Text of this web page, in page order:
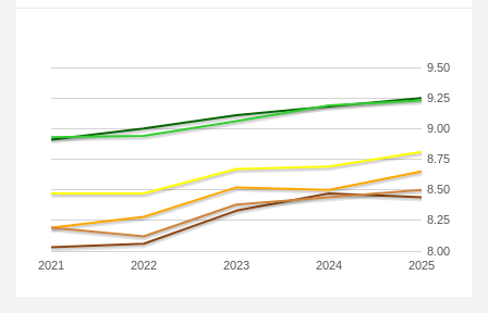
2021 2022 2023 2024 2025
8.00
8.25
8.50
8.75
9.00
9.25
9.50